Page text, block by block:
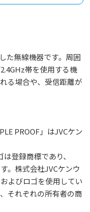
た無線機器です。周囲
帯を使用する機
る場合や、受信距離が
PROOF」はJVCケン
登録商標であり、
。株式会社JVCケンウ
よびロゴを使用してい
それぞれの所有者の商